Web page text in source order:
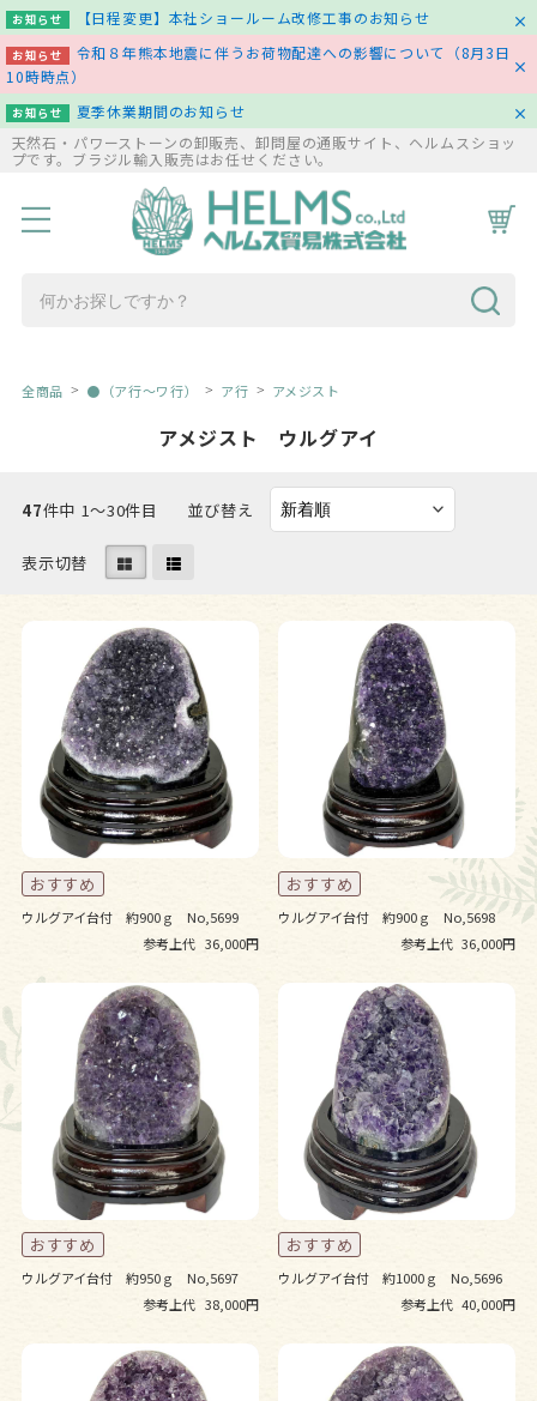
お知らせ 【日程変更】本社ショールーム改修工事のお知らせ
お知らせ
令和８年熊本地震に伴うお荷物配達への影響について（8月3日
10時時点）
お知らせ
夏季休業期間のお知らせ
天然石・パワーストーンの卸販売、卸問屋の通販サイト、ヘルムスショッ
プです。ブラジル輸入販売はお任せください。
HOME 商品一覧 お問い合わせ
全商品 ●（ア行～ワ行） ア行 アメジスト
アメジスト ウルグアイ
47件中 1〜30件目 並び替え
表示切替
ウルグアイ台付 約900ｇ No,5699
参考上代 36,000円
ウルグアイ台付 約900ｇ No,5698
参考上代 36,000円
ウルグアイ台付 約950ｇ No,5697
参考上代 38,000円
ウルグアイ台付 約1000ｇ No,5696
参考上代 40,000円